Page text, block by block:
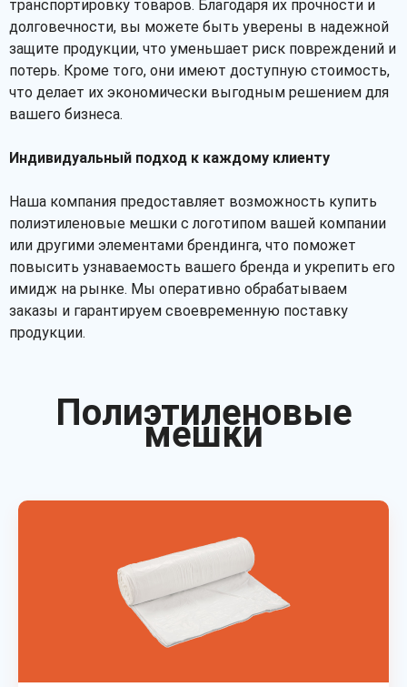
транспортировку товаров. Благодаря их прочности и
долговечности, вы можете быть уверены в надежной
защите продукции, что уменьшает риск повреждений и
потерь. Кроме того, они имеют доступную стоимость,
что делает их экономически выгодным решением для
вашего бизнеса.
Индивидуальный подход к каждому клиенту
Наша компания предоставляет возможность купить
полиэтиленовые мешки с логотипом вашей компании
или другими элементами брендинга, что поможет
повысить узнаваемость вашего бренда и укрепить его
имидж на рынке. Мы оперативно обрабатываем
заказы и гарантируем своевременную поставку
продукции.
Полиэтиленовые
мешки